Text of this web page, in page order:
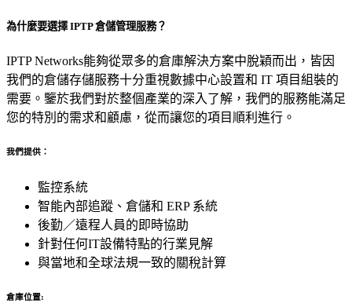
為什麼要選擇 IPTP 倉儲管理服務？
IPTP Networks能夠從眾多的倉庫解決方案中脫穎而出，皆因
我們的倉儲存儲服務十分重視數據中心設置和 IT 項目組裝的
需要。鑒於我們對於整個產業的深入了解，我們的服務能滿足
您的特別的需求和顧慮，從而讓您的項目順利進行。
我們提供：
監控系統
智能內部追蹤、倉儲和 ERP 系統
後勤／遠程人員的即時協助
針對任何IT設備特點的行業見解
與當地和全球法規一致的關稅計算
倉庫位置: